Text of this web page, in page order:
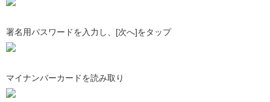
署名用パスワードを入力し、[次へ]をタップ
マイナンバーカードを読み取り